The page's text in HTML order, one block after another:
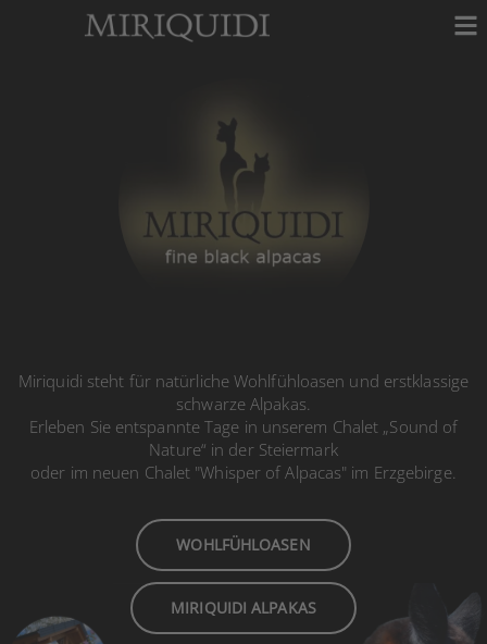
Miriquidi steht für natürliche Wohlfühloasen und erstklassige
schwarze Alpakas.
Erleben Sie entspannte Tage in unserem Chalet „Sound of
Nature“ in der Steiermark
oder im neuen Chalet "Whisper of Alpacas" im Erzgebirge.
WOHLFÜHLOASEN
MIRIQUIDI ALPAKAS